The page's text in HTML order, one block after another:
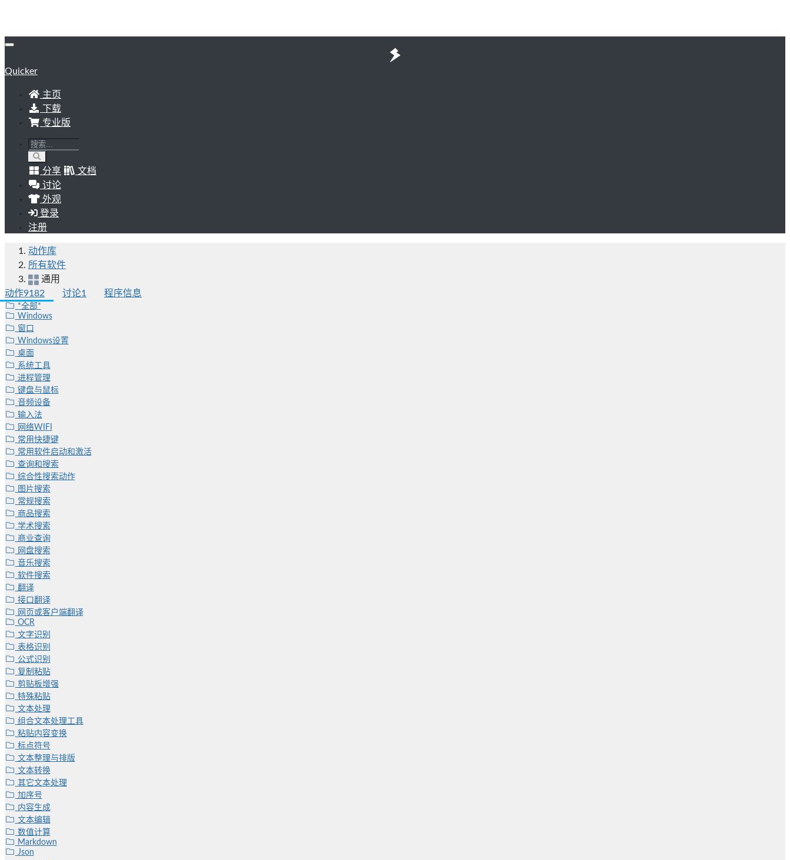
Quicker
主页
下载
专业版
分享
文档
讨论
外观
登录
注册
动作库
所有软件
通用
动作9182 讨论1 程序信息
*全部*
Windows
窗口
Windows设置
桌面
系统工具
进程管理
键盘与鼠标
音频设备
输入法
网络WIFI
常用快捷键
常用软件启动和激活
查询和搜索
综合性搜索动作
图片搜索
常规搜索
商品搜索
学术搜索
商业查询
网盘搜索
音乐搜索
软件搜索
翻译
接口翻译
网页或客户端翻译
OCR
文字识别
表格识别
公式识别
复制粘贴
剪贴板增强
特殊粘贴
文本处理
组合文本处理工具
粘贴内容变换
标点符号
文本整理与排版
文本转换
其它文本处理
加序号
内容生成
文本编辑
数值计算
Markdown
Json